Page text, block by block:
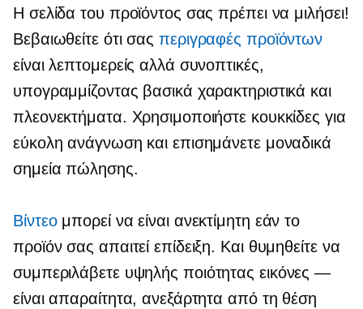
Η σελίδα του προϊόντος σας πρέπει να μιλήσει!
Βεβαιωθείτε ότι σας περιγραφές προϊόντων
είναι λεπτομερείς αλλά συνοπτικές,
υπογραμμίζοντας βασικά χαρακτηριστικά και
πλεονεκτήματα. Χρησιμοποιήστε κουκκίδες για
εύκολη ανάγνωση και επισημάνετε μοναδικά
σημεία πώλησης.
Βίντεομπορεί να είναι ανεκτίμητη εάν το
προϊόν σας απαιτεί επίδειξη. Και θυμηθείτε να
συμπεριλάβετε υψηλής ποιότητας εικόνες —
είναι απαραίτητα, ανεξάρτητα από τη θέση